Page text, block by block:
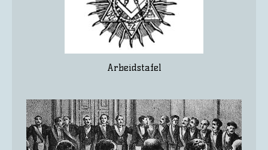
Arbeidstafel